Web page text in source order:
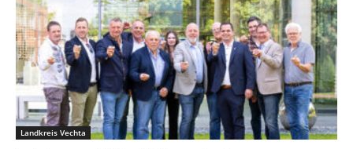
Landkreis Vechta